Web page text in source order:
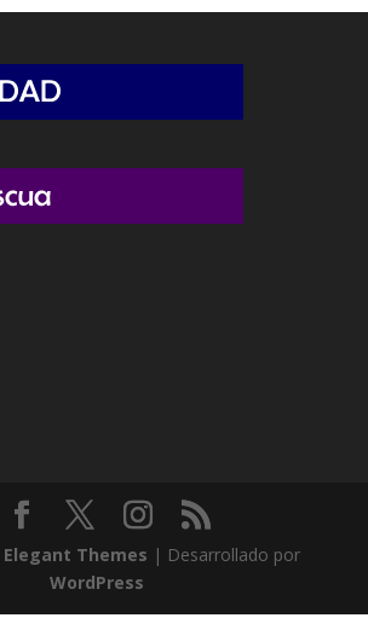
Elegant Themes | Desarrollado por
WordPress